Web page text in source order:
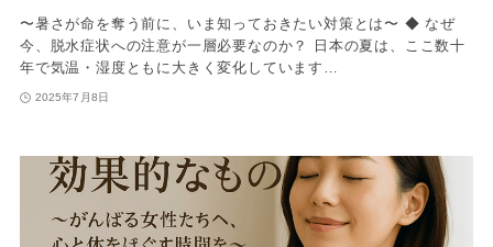
〜暑さが命を奪う前に、いま知っておきたい対策とは〜 ◆ なぜ
今、脱水症状への注意が一層必要なのか？ 日本の夏は、ここ数十
年で気温・湿度ともに大きく変化しています…
2025年7月8日